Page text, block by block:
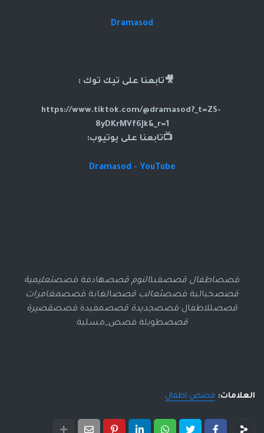
Dramasod
🎥تابعنا على تيك توك :
https://www.tiktok.com/@dramasod?_t=ZS-
8yDKrMVf6Jk&_r=1
📺تابعنا على يوتيوب:
Dramasod - YouTube
قصصاطفال قصصقبلالنوم قصصهادفة قصصتعليمية
قصصخيالية قصصثعالب قصصالغابة قصصمغامرات
قصصللاطفال قصصجديدة قصصمفيدة قصصقصيرة
قصصطويلة قصص_مسلية
العلامات: قصص اطفال